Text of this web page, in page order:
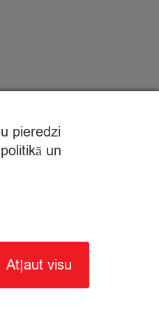
Vēlies mums ko pateikt?
pieredzi
un
Atļaut visu